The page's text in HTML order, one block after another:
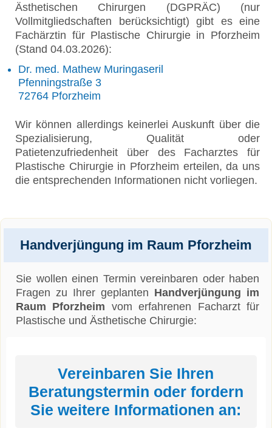
Ästhetischen Chirurgen (DGPRÄC) (nur
Vollmitgliedschaften berücksichtigt) gibt es eine
Fachärztin für Plastische Chirurgie in Pforzheim
(Stand 04.03.2026):
Dr. med. Mathew Muringaseril
Pfenningstraße 3
72764 Pforzheim
Wir können allerdings keinerlei Auskunft über die
Spezialisierung, Qualität oder
Patietenzufriedenheit über des Facharztes für
Plastische Chirurgie in Pforzheim erteilen, da uns
die entsprechenden Informationen nicht vorliegen.
Handverjüngung im Raum Pforzheim
Sie wollen einen Termin vereinbaren oder haben
Fragen zu Ihrer geplanten Handverjüngung im
Raum Pforzheim vom erfahrenen Facharzt für
Plastische und Ästhetische Chirurgie:
Vereinbaren Sie Ihren
Beratungstermin oder fordern
Sie weitere Informationen an: